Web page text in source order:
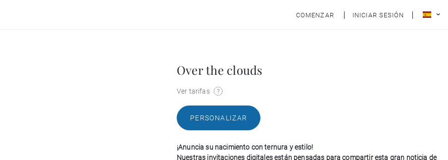
COMENZAR INICIAR SESIÓN
Over the clouds
Ver tarifas
PERSONALIZAR
¡Anuncia su nacimiento con ternura y estilo!
Nuestras invitaciones digitales están pensadas para compartir esta gran noticia de